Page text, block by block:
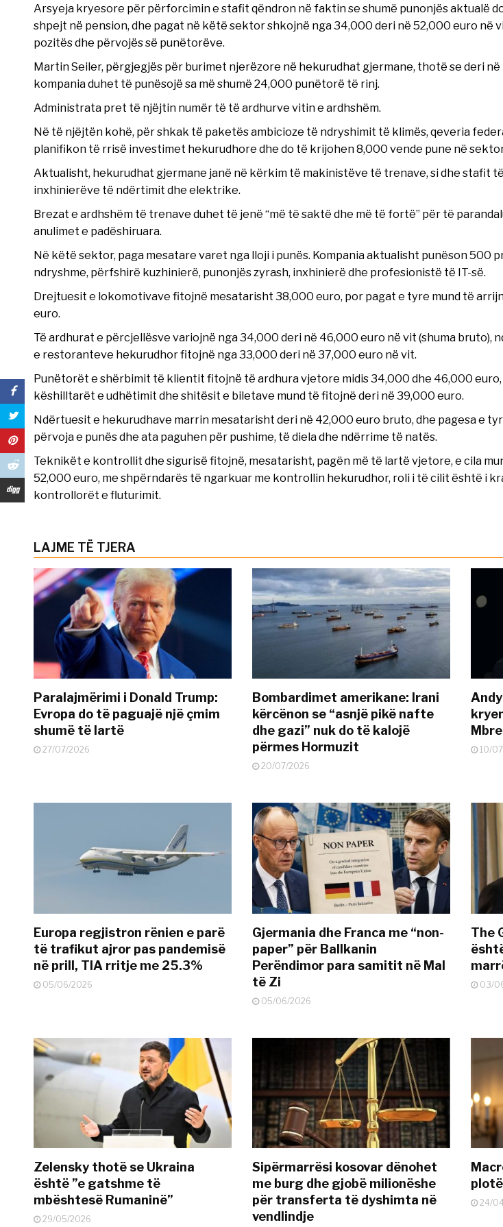
Arsyeja kryesore për përforcimin e stafit qëndron në faktin se shumë punonjës aktualë
shpejt në pension, dhe pagat në këtë sektor shkojnë nga 34,000 deri në 52,000 euro në
pozitës dhe përvojës së punëtorëve.
Martin Seiler, përgjegjës për burimet njerëzore në hekurudhat gjermane, thotë se deri
kompania duhet të punësojë sa më shumë 24,000 punëtorë të rinj.
Administrata pret të njëjtin numër të të ardhurve vitin e ardhshëm.
Në të njëjtën kohë, për shkak të paketës ambicioze të ndryshimit të klimës, qeveria
planifikon të rrisë investimet hekurudhore dhe do të krijohen 8,000 vende pune në
Aktualisht, hekurudhat gjermane janë në kërkim të makinistëve të trenave, si dhe stafit
inxhinierëve të ndërtimit dhe elektrike.
Brezat e ardhshëm të trenave duhet të jenë “më të saktë dhe më të fortë” për të
anulimet e padëshiruara.
Në këtë sektor, paga mesatare varet nga lloji i punës. Kompania aktualisht punëson 500
ndryshme, përfshirë kuzhinierë, punonjës zyrash, inxhinierë dhe profesionistë të IT-së.
Drejtuesit e lokomotivave fitojnë mesatarisht 38,000 euro, por pagat e tyre mund të
euro.
Të ardhurat e përcjellësve variojnë nga 34,000 deri në 46,000 euro në vit (shuma bruto),
e restoranteve hekurudhor fitojnë nga 33,000 deri në 37,000 euro në vit.
Punëtorët e shërbimit të klientit fitojnë të ardhura vjetore midis 34,000 dhe 46,000 euro,
këshilltarët e udhëtimit dhe shitësit e biletave mund të fitojnë deri në 39,000 euro.
Ndërtuesit e hekurudhave marrin mesatarisht deri në 42,000 euro bruto, dhe pagesa e
përvoja e punës dhe ata paguhen për pushime, të diela dhe ndërrime të natës.
Teknikët e kontrollit dhe sigurisë fitojnë, mesatarisht, pagën më të lartë vjetore, e cila
52,000 euro, me shpërndarës të ngarkuar me kontrollin hekurudhor, roli i të cilit është i
kontrollorët e fluturimit.
LAJME TË TJERA
Paralajmërimi i Donald Trump:
Evropa do të paguajë një çmim
shumë të lartë
27/07/2026
Bombardimet amerikane: Irani
kërcënon se “asnjë pikë nafte
dhe gazi” nuk do të kalojë
përmes Hormuzit
20/07/2026
10/
Europa regjistron rënien e parë
të trafikut ajror pas pandemisë
në prill, TIA rritje me 25.3%
05/06/2026
Gjermania dhe Franca me “non-
paper” për Ballkanin
Perëndimor para samitit në Mal
të Zi
05/06/2026
The
03/
Zelensky thotë se Ukraina
është ”e gatshme të
mbështesë Rumaninë”
29/05/2026
Sipërmarrësi kosovar dënohet
me burg dhe gjobë milionëshe
për transferta të dyshimta në
vendlindje
24/